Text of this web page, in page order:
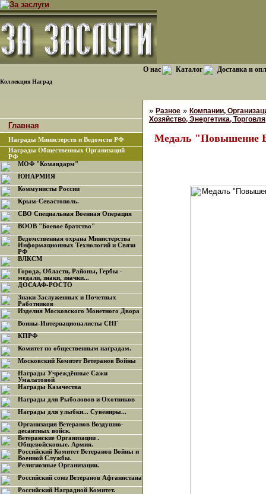
Коллекция Наград
О нас Каталог Доставка и
Главная
Награды Министерств и Ведомств РФ
Награды Общественных Организаций
РФ
МОФ "Командарм"
ЮНАРМИЯ
Коммунисты России
Крым-Севастополь.
СВО Специальная Военная Операция
ВООВ "Боевое братство"
Ведомственная охрана Министерства
Информационных Технологий и Связи
РФ
ВЛКСМ
Города, Области, Районы, Гербы -
медали, знаки, значки...
ДОСААФ-РОСТО
Знаки Заслуженных и Почетных
Работников
Изделия Московского Монетного Двора
Воины-Интернационалисты СНГ
КПРФ
Комитет по общественным наградам.
Московский Комитет Ветеранов Войны
Награды Учреждённые Сажи
Умалатовой
Награды Казачества
Награды для Рыболовов и Охотников
Награды для улыбки... Сувениры...
Организация Ветеранов Воздушно-
десантных войск.
Ветеранские Организации .
Общевойсковые. Армия.
Российский Комитет Ветеранов Войны и
Военной Службы.
Религиозные Организации.
Российский союз Ветеранов Афганистана
Российский Наградной Комитет.
» Разное » Компании,
Хозяйство, Энергетика,
Медаль "Повышение